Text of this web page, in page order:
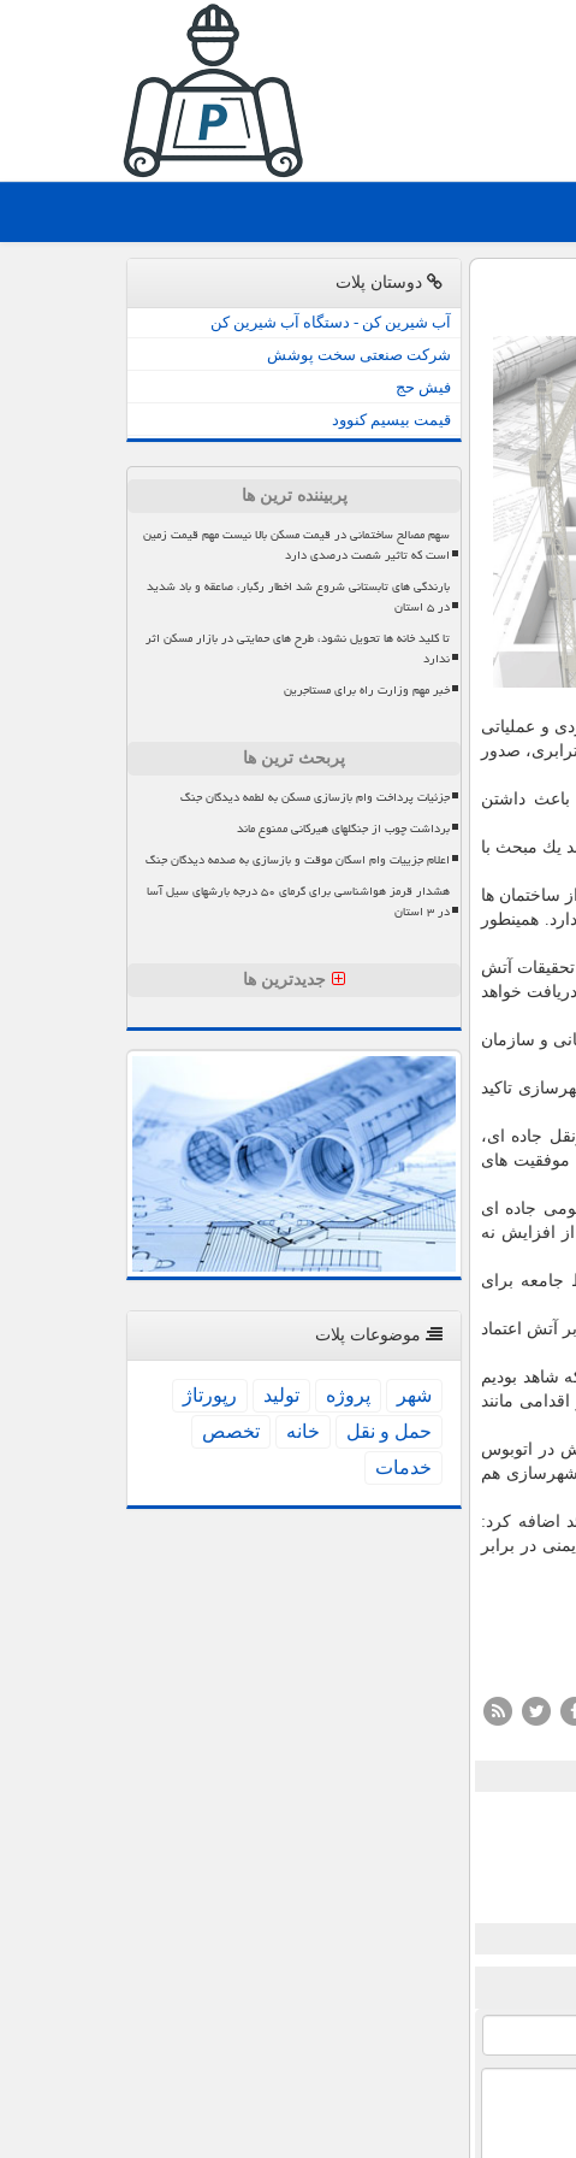
و عملیاتی
صدور
داشتن
یك مبحث با
ساختمان ها
همینطور
آتش
خواهد
و سازمان
تاكید
جاده ای،
موفقیت های
جاده ای
افزایش نه
برای
آتش اعتماد
شاهد بودیم
اقدامی مانند
روانی آتش در اتوبوس
هم
اضافه كرد:
در برابر
دوستان پلات
آب شیرین کن - دستگاه آب شیرین کن
شرکت صنعتی سخت پوشش
فیش حج
قیمت بیسیم کنوود
پربیننده ترین ها
سهم مصالح ساختمانی در قیمت مسکن بالا نیست مهم قیمت زمین
است که تاثیر شصت درصدی دارد
بارندگی های تابستانی شروع شد اخطار رگبار، صاعقه و باد شدید
در ۵ استان
تا کلید خانه ها تحویل نشود، طرح های حمایتی در بازار مسکن اثر
ندارد
خبر مهم وزارت راه برای مستاجرین
پربحث ترین ها
جزئیات پرداخت وام بازسازی مسکن به لطمه دیدگان جنگ
برداشت چوب از جنگلهای هیرکانی ممنوع ماند
اعلام جزییات وام اسکان موقت و بازسازی به صدمه دیدگان جنگ
هشدار قرمز هواشناسی برای گرمای ۵۰ درجه بارشهای سیل آسا
در ۳ استان
جدیدترین ها
موضوعات پلات
شهر پروژه تولید
رپورتاژ
حمل و نقل
خانه
تخصص
خدمات